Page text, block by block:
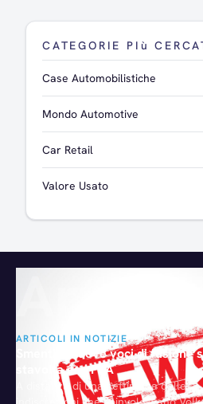
CATEGORIE PIù
Case Automobilistiche
Mondo Automotive
Car Retail
Valore Usato
ARTICOLI IN NOTIZIE
Smentite nuove voci di fusione
stavolta con PSA
A distanza di una settimana dalle